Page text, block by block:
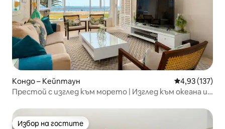
Кондо – Кейптаун Средна
4,93 (137)
Престой с изглед към морето | Изглед към океана и
Избор на гостите